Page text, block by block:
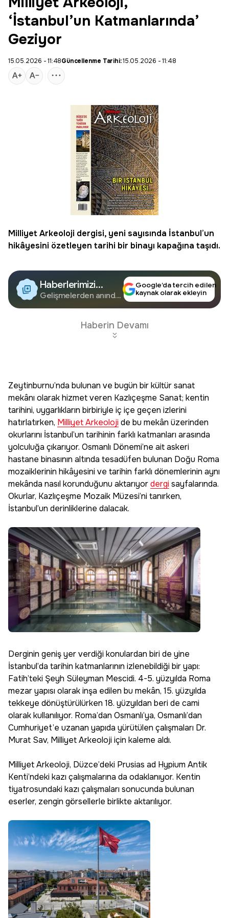
‘İstanbul’un Katmanlarında’
Geziyor
15.05.2026 - 11:48Güncellenme Tarihi:15.05.2026 - 11:48
Milliyet Arkeoloji dergisi, yeni sayısında İstanbul’un
hikâyesini özetleyen tarihi bir binayı kapağına taşıdı.
Haberlerimizi
Google'da Takip
Edin
Gelişmelerden anında
Google’da tercih edilen
kaynak olarak ekleyin
Haberin Devamı
Zeytinburnu’nda bulunan ve bugün bir kültür sanat
mekânı olarak hizmet veren Kazlıçeşme Sanat; kentin
tarihini, uygarlıkların birbiriyle iç içe geçen izlerini
hatırlatırken, Milliyet Arkeolojide bu mekân üzerinden
okurlarını İstanbul’un tarihinin farklı katmanları arasında
yolculuğa çıkarıyor. Osmanlı Dönemi’ne ait askeri
hastane binasının altında tesadüfen bulunan Doğu Roma
mozaiklerinin hikâyesini ve tarihin farklı dönemlerinin aynı
mekânda nasıl korunduğunu aktarıyordergisayfalarında.
Okurlar, Kazlıçeşme Mozaik Müzesi’ni tanırken,
İstanbul’un derinliklerine dalacak.
Derginin geniş yer verdiği konulardan biri de yine
İstanbul’da tarihin katmanlarının izlenebildiği bir yapı:
Fatih’teki Şeyh Süleyman Mescidi. 4-5. yüzyılda Roma
mezar yapısı olarak inşa edilen bu mekân, 15. yüzyılda
tekkeye dönüştürülürken 18. yüzyıldan beri de cami
olarak kullanılıyor. Roma’dan Osmanlı’ya, Osmanlı’dan
Cumhuriyet’e uzanan yapıda yürütülen çalışmaları Dr.
Murat Sav, Milliyet Arkeoloji için kaleme aldı.
Milliyet Arkeoloji, Düzce’deki Prusias ad Hypium Antik
Kenti’ndeki kazı çalışmalarına da odaklanıyor. Kentin
tiyatrosundaki kazı çalışmaları sonucunda bulunan
eserler, zengin görsellerle birlikte aktarılıyor.